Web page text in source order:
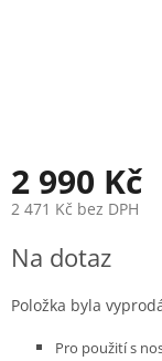
2 990 Kč
2 471 Kč bez DPH
cena:
Na dotaz
Položka byla
Pro použití s